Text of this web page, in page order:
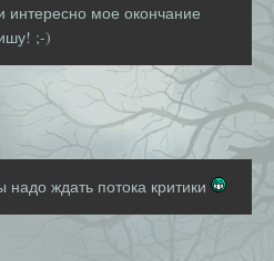
мое окончание
;-)
ждать потока критики